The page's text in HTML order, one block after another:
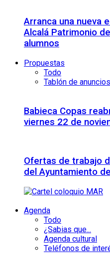
Arranca una nueva
Alcalá Patrimonio
alumnos
Propuestas
Todo
Tablón de anuncios
Babieca Copas
viernes 22 de
Ofertas de trabajo
del Ayuntamiento
Agenda
Todo
¿Sabias que...
Agenda cultural
Teléfonos de